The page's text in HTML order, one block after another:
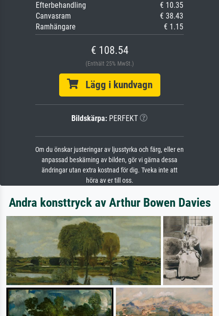
Efterbehandling
€ 10.35
Canvasram
€ 38.43
Ramhängare
€ 1.15
€ 108.54
(Enthält 25% MwSt.)
Lägg i kundvagn
Bildskärpa: PERFEKT
Om du önskar justeringar av ljusstyrka och färg, eller en
anpassad beskärning av bilden, gör vi gärna dessa
ändringar utan extra kostnad för dig. Tveka inte att
höra av er till oss.
Andra konsttryck av Arthur Bowen Davies